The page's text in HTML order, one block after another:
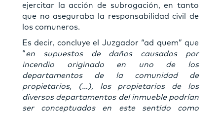
ejercitar la acción de subrogación, en tanto
que no aseguraba la responsabilidad civil de
los comuneros.
Es decir, concluye el Juzgador “ad quem” que
“en supuestos de daños causados por
incendio originado en uno de los
departamentos de la comunidad de
propietarios, (…), los propietarios de los
diversos departamentos del inmueble podrían
ser conceptuados en este sentido como